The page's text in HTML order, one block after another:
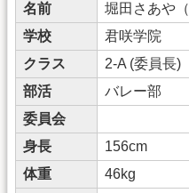
名前
堀田さあや
学校
君咲学院
クラス
2-A (委員長)
部活
バレー部
委員会
身長
156cm
体重
46kg